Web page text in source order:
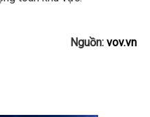
Nguồn: vov.vn